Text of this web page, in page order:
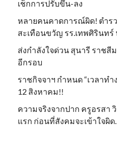
เช็กการปรับขึ้น-ลง
หลายคนคาดการณ์ผิด! ตำรว
สะเทือนขวัญ รร.เทพศิรินทร์
ส่งกำลังใจด่วน สุนารี ราชสี
อีกรอบ
ราชกิจจาฯ กำหนด “เวลาท
12 สิงหาคม!!
ความจริงจากปาก ครูอรสา
แรก ก่อนที่สังคมจะเข้าใจผิด.